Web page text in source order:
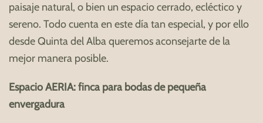
paisaje natural, o bien un espacio cerrado, ecléctico y
sereno. Todo cuenta en este día tan especial, y por ello
desde Quinta del Alba queremos aconsejarte de la
mejor manera posible.
Espacio AERIA: finca para bodas de pequeña
envergadura